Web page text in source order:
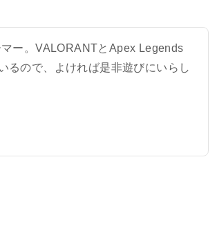
ー。VALORANTとApex Legends
るので、よければ是非遊びにいらし